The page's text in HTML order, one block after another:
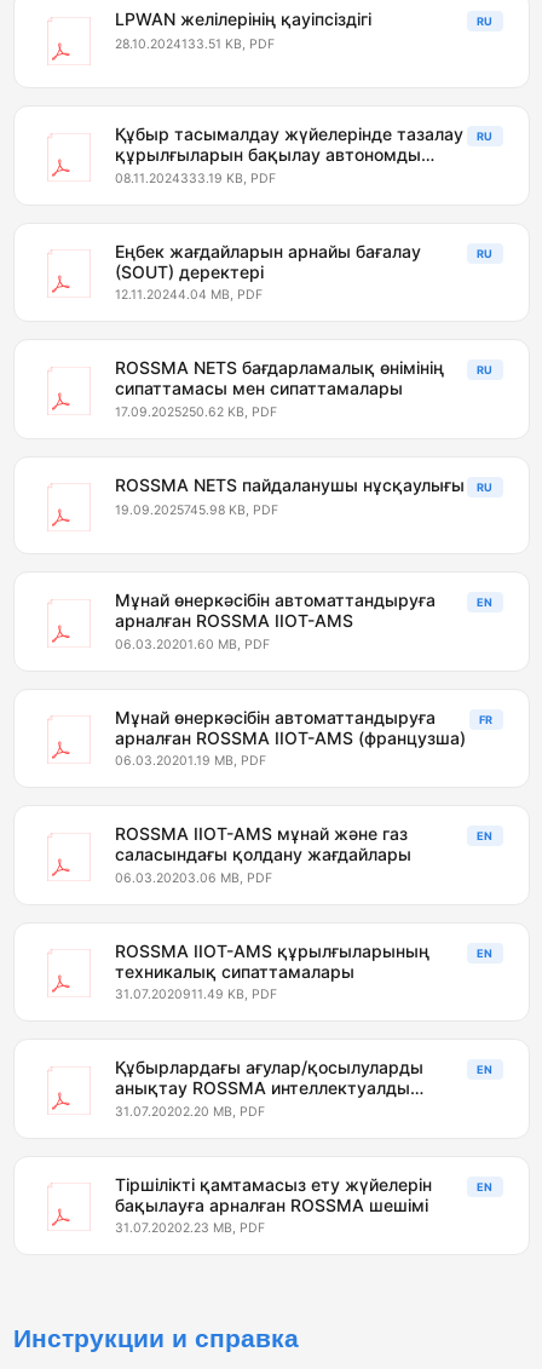
LPWAN желілерінің қауіпсіздігі RU
28.10.2024133.51 KB, PDF
Құбыр тасымалдау жүйелерінде тазалау
құрылғыларын бақылау автономды
сымсыз жүйесі
RU
08.11.2024333.19 KB, PDF
Еңбек жағдайларын арнайы бағалау
(SOUT) деректері
RU
12.11.20244.04 MB, PDF
ROSSMA NETS бағдарламалық өнімінің
сипаттамасы мен сипаттамалары
RU
17.09.2025250.62 KB, PDF
ROSSMA NETS пайдаланушы нұсқаулығы RU
19.09.2025745.98 KB, PDF
Мұнай өнеркәсібін автоматтандыруға
арналған ROSSMA IIOT-AMS
EN
06.03.20201.60 MB, PDF
Мұнай өнеркәсібін автоматтандыруға
арналған ROSSMA IIOT-AMS (французша)
FR
06.03.20201.19 MB, PDF
ROSSMA IIOT-AMS мұнай және газ
саласындағы қолдану жағдайлары
EN
06.03.20203.06 MB, PDF
ROSSMA IIOT-AMS құрылғыларының
техникалық сипаттамалары
EN
31.07.2020911.49 KB, PDF
Құбырлардағы ағулар/қосылуларды
анықтау ROSSMA интеллектуалды
жүйесі
EN
31.07.20202.20 MB, PDF
Тіршілікті қамтамасыз ету жүйелерін
бақылауға арналған ROSSMA шешімі
EN
31.07.20202.23 MB, PDF
Инструкции и справка